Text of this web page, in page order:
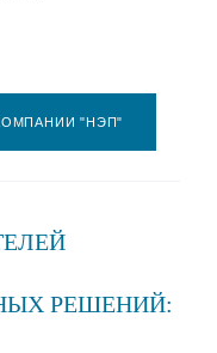
"НЭП"
РЕШЕНИЙ: